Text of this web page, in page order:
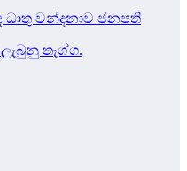
වන්දනාව ජනපති
තෑග්ග.